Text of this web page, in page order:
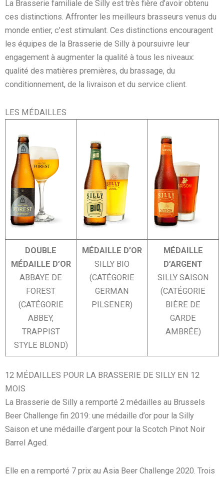
La Brasserie familiale de Silly est très fière d’avoir obtenu
ces distinctions. Affronter les meilleurs brasseurs venus du
monde entier, c’est stimulant. Ces distinctions encouragent
les équipes de la Brasserie de Silly à poursuivre leur
engagement à augmenter la qualité à tous les niveaux:
qualité des matières premières, du brassage, du
conditionnement, de la livraison et du service client.
LES MÉDAILLES
DOUBLE
MÉDAILLE D’OR
ABBAYE DE
FOREST
(CATÉGORIE
ABBEY,
TRAPPIST
STYLE BLOND)
MÉDAILLE D’OR
SILLY BIO
(CATÉGORIE
GERMAN
PILSENER)
MÉDAILLE
D’ARGENT
SILLY SAISON
(CATÉGORIE
BIÈRE DE
GARDE
AMBRÉE)
12 MÉDAILLES POUR LA BRASSERIE DE SILLY EN 12
MOIS
La Brasserie de Silly a remporté 2 médailles au Brussels
Beer Challenge fin 2019: une médaille d’or pour la Silly
Saison et une médaille d’argent pour la Scotch Pinot Noir
Barrel Aged.
Elle en a remporté 7 prix au Asia Beer Challenge 2020. Trois